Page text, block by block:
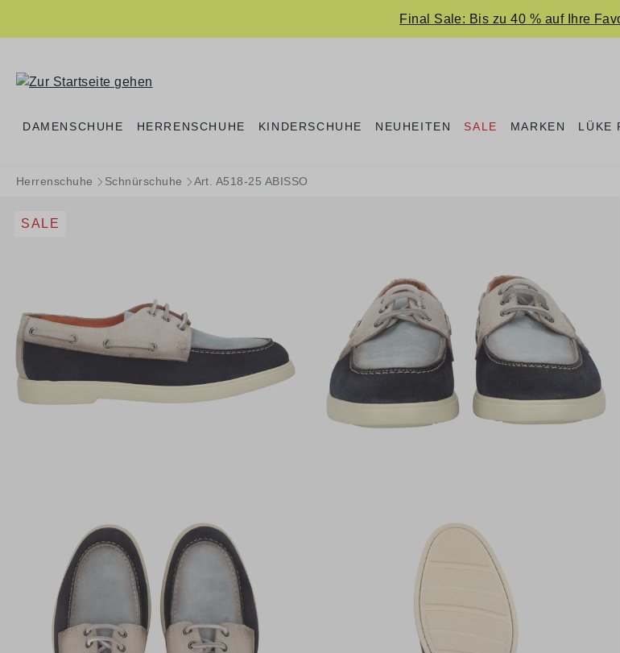
Final Sale: Bis zu 40 % auf Ihre
DAMENSCHUHE HERRENSCHUHE KINDERSCHUHE NEUHEITEN SALE MARKEN LÜKE
Herrenschuhe Schnürschuhe Art. A518-25 ABISSO
SALE